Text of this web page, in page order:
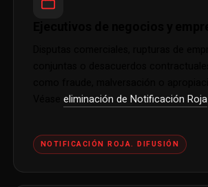
eliminación de Notificación Roja.
NOTIFICACIÓN ROJA. DIFUSIÓN